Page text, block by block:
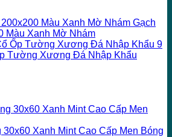
Gạch
Màu Xanh Mờ Nhám
9
Tường Xương Đá Nhập Khẩu
Xanh Mint Cao Cấp Men Bóng